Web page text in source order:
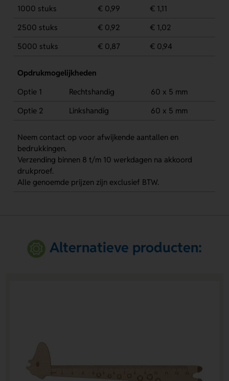
1000 stuks
€ 0,99
€ 1,11
2500 stuks
€ 0,92
€ 1,02
5000 stuks
€ 0,87 € 0,94
Opdrukmogelijkheden
Optie 1
Rechtshandig
60 x 5 mm
Optie 2
Linkshandig 60 x 5 mm
Neem contact op voor afwijkende aantallen en
bedrukkingen.
Verzending binnen 8 t/m 10 werkdagen na akkoord
drukproef.
Alle genoemde prijzen zijn exclusief BTW.
Alternatieve producten: